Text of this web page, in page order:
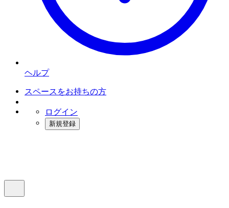
ヘルプ
スペースをお持ちの方
ログイン
新規登録